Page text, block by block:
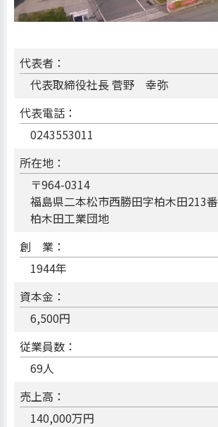
代表者：
代表取締役社長 菅野 幸弥
代表電話：
0243553011
所在地：
〒964-0314
福島県二本松市西勝田字柏木田213
柏木田工業団地
創 業：
1944年
資本金：
6,500円
従業員数：
69人
売上高：
140,000万円